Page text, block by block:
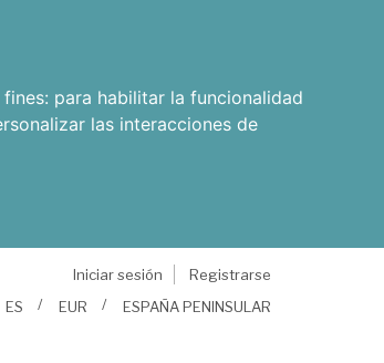
para habilitar la funcionalidad
las interacciones de
Iniciar sesión
Registrarse
ES
EUR ESPAÑA PENINSULAR